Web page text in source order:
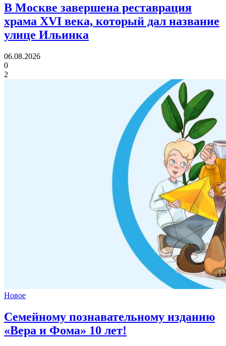
В Москве завершена реставрация
храма XVI века, который дал название
улице Ильинка
06.08.2026
0
2
Новое
Семейному познавательному изданию
«Вера и Фома» 10 лет!